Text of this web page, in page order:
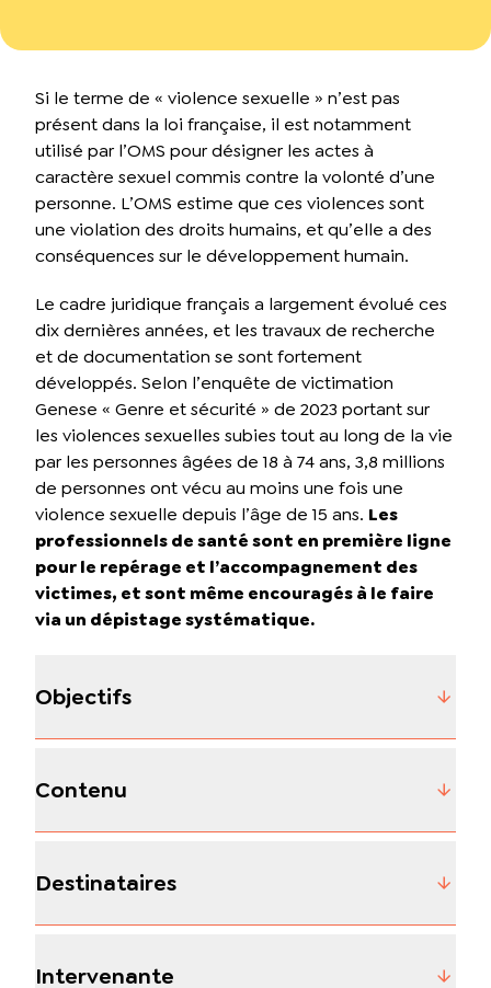
Si le terme de « violence sexuelle » n’est pas
présent dans la loi française, il est notamment
utilisé par l’OMS pour désigner les actes à
caractère sexuel commis contre la volonté d’une
personne. L’OMS estime que ces violences sont
une violation des droits humains, et qu’elle a des
conséquences sur le développement humain.
Le cadre juridique français a largement évolué ces
dix dernières années, et les travaux de recherche
et de documentation se sont fortement
développés. Selon l’enquête de victimation
Genese « Genre et sécurité » de 2023 portant sur
les violences sexuelles subies tout au long de la vie
par les personnes âgées de 18 à 74 ans, 3,8 millions
de personnes ont vécu au moins une fois une
violence sexuelle depuis l’âge de 15 ans. Les
professionnels de santé sont en première ligne
pour le repérage et l’accompagnement des
victimes, et sont même encouragés à le faire
via un dépistage systématique.
Objectifs
Contenu
Destinataires
Intervenante